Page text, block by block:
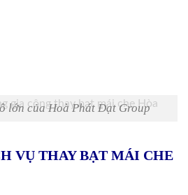
lớn của Hoà Phát Đạt Group
VỤ THAY BẠT MÁI CHE